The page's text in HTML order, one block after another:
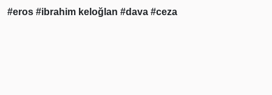
#eros #ibrahim keloğlan #dava #ceza